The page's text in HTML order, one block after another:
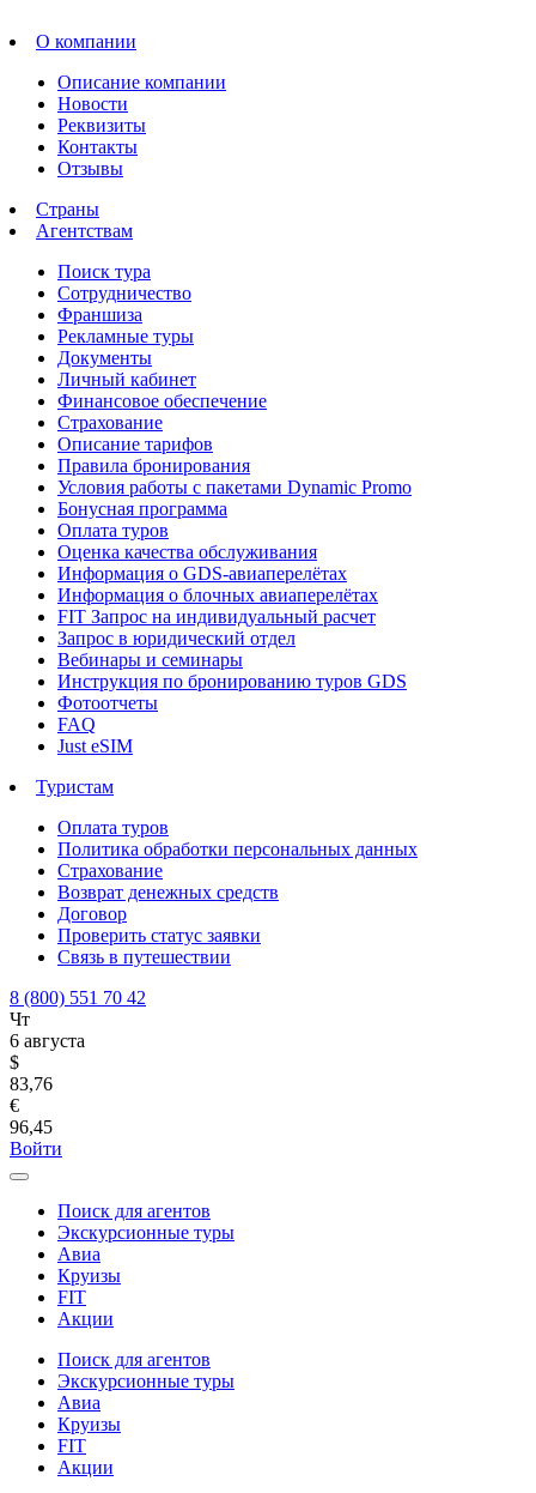
О компании
Описание компании
Новости
Реквизиты
Контакты
Отзывы
Страны
Агентствам
Поиск тура
Сотрудничество
Франшиза
Рекламные туры
Документы
Личный кабинет
Финансовое обеспечение
Страхование
Описание тарифов
Правила бронирования
Условия работы с пакетами Dynamic Promo
Бонусная программа
Оплата туров
Оценка качества обслуживания
Информация о GDS-авиаперелётах
Информация о блочных авиаперелётах
FIT Запрос на индивидуальный расчет
Запрос в юридический отдел
Вебинары и семинары
Инструкция по бронированию туров GDS
Фотоотчеты
FAQ
Just eSIM
Туристам
Оплата туров
Политика обработки персональных данных
Страхование
Возврат денежных средств
Договор
Проверить статус заявки
Связь в путешествии
8 (800) 551 70 42
Чт
6 августа
$
83,76
€
96,45
Войти
Поиск для агентов
Экскурсионные туры
Авиа
Круизы
FIT
Акции
Поиск для агентов
Экскурсионные туры
Авиа
Круизы
FIT
Акции